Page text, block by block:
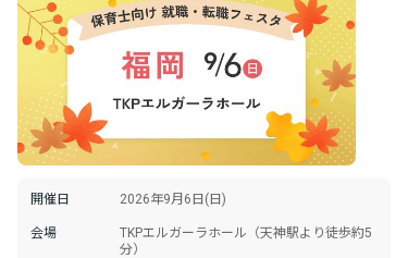
開催日 2026年9月6日(日)
会場
TKPエルガーラホール（天神駅より徒歩約5
分）